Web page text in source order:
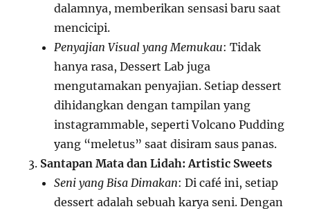
dalamnya, memberikan sensasi baru saat
mencicipi.
Penyajian Visual yang Memukau: Tidak
hanya rasa, Dessert Lab juga
mengutamakan penyajian. Setiap dessert
dihidangkan dengan tampilan yang
instagrammable, seperti Volcano Pudding
yang “meletus” saat disiram saus panas.
Santapan Mata dan Lidah: Artistic Sweets
Seni yang Bisa Dimakan: Di café ini, setiap
dessert adalah sebuah karya seni. Dengan